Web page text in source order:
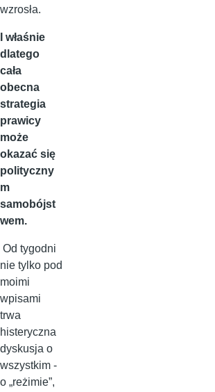
wzrosła.
I właśnie
dlatego
cała
obecna
strategia
prawicy
może
okazać się
polityczny
m
samobójst
wem.
Od tygodni
nie tylko pod
moimi
wpisami
trwa
histeryczna
dyskusja o
wszystkim -
o „reżimie”,